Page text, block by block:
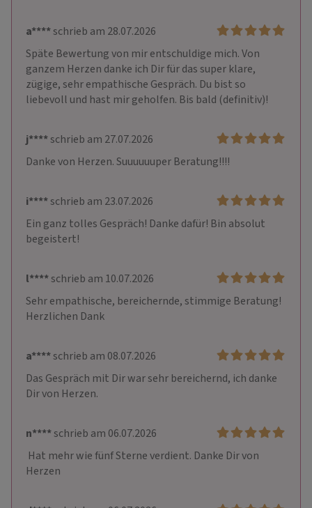
a****schrieb am 28.07.2026
Späte Bewertung von mir entschuldige mich. Von
ganzem Herzen danke ich Dir für das super klare,
zügige, sehr empathische Gespräch. Du bist so
liebevoll und hast mir geholfen. Bis bald (definitiv)!
j****schrieb am 27.07.2026
Danke von Herzen. Suuuuuuper Beratung!!!!
i****schrieb am 23.07.2026
Ein ganz tolles Gespräch! Danke dafür! Bin absolut
begeistert!
l****schrieb am 10.07.2026
Sehr empathische, bereichernde, stimmige Beratung!
Herzlichen Dank
a****schrieb am 08.07.2026
Das Gespräch mit Dir war sehr bereichernd, ich danke
Dir von Herzen.
n****schrieb am 06.07.2026
Hat mehr wie fünf Sterne verdient. Danke Dir von
Herzen